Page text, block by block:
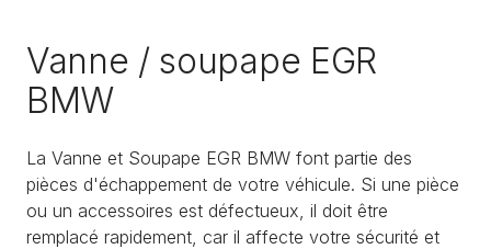
Vanne / soupape EGR
BMW
La Vanne et Soupape EGR BMW font partie des
pièces d'échappement de votre véhicule. Si une pièce
ou un accessoires est défectueux, il doit être
remplacé rapidement, car il affecte votre sécurité et